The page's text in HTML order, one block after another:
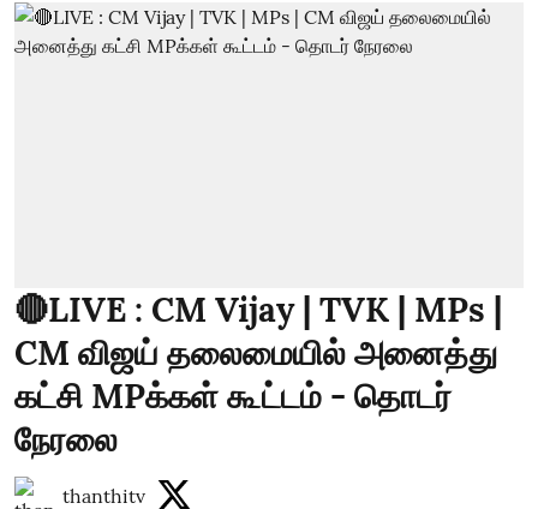
🔴LIVE : CM Vijay | TVK | MPs |
CM விஜய் தலைமையில் அனைத்து
கட்சி MPக்கள் கூட்டம் - தொடர்
நேரலை
thanthitv